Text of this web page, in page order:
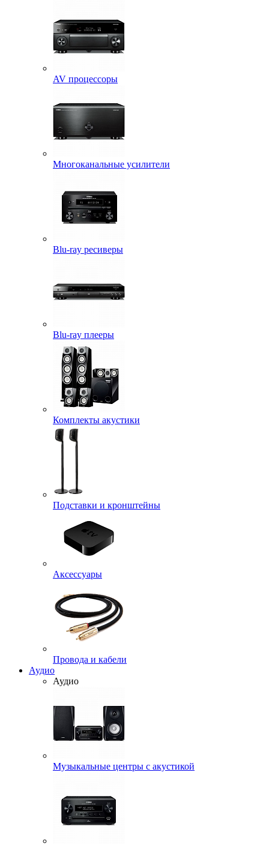
AV процессоры
Многоканальные усилители
Blu-ray ресиверы
Blu-ray плееры
Комплекты акустики
Подставки и кронштейны
Аксессуары
Провода и кабели
Аудио
Аудио
Музыкальные центры с акустикой